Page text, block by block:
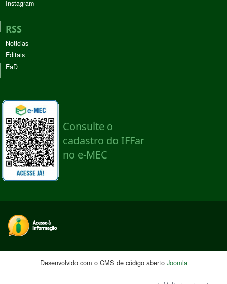
Instagram
RSS
Noticias
Editais
EaD
Desenvolvido com o CMS de código aberto Joomla